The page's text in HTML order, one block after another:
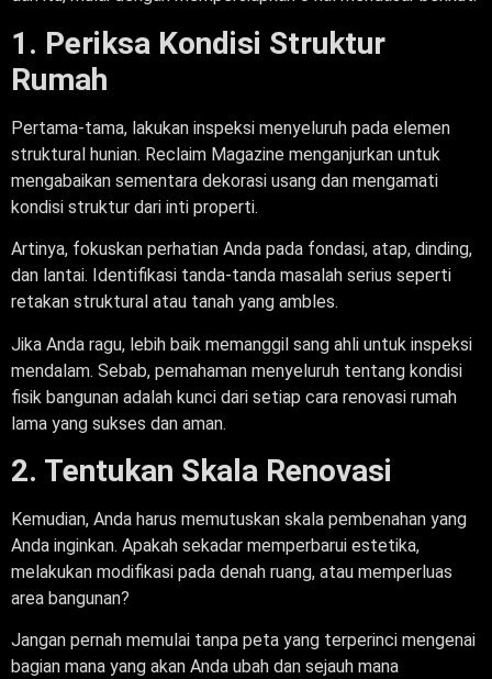
1. Periksa Kondisi Struktur
Rumah
Pertama-tama, lakukan inspeksi menyeluruh pada elemen
struktural hunian. Reclaim Magazine menganjurkan untuk
mengabaikan sementara dekorasi usang dan mengamati
kondisi struktur dari inti properti.
Artinya, fokuskan perhatian Anda pada fondasi, atap, dinding,
dan lantai. Identifikasi tanda-tanda masalah serius seperti
retakan struktural atau tanah yang ambles.
Jika Anda ragu, lebih baik memanggil sang ahli untuk inspeksi
mendalam. Sebab, pemahaman menyeluruh tentang kondisi
fisik bangunan adalah kunci dari setiap cara renovasi rumah
lama yang sukses dan aman.
2. Tentukan Skala Renovasi
Kemudian, Anda harus memutuskan skala pembenahan yang
Anda inginkan. Apakah sekadar memperbarui estetika,
melakukan modifikasi pada denah ruang, atau memperluas
area bangunan?
Jangan pernah memulai tanpa peta yang terperinci mengenai
bagian mana yang akan Anda ubah dan sejauh mana